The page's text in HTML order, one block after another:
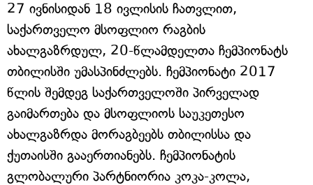
27 ივნისიდან 18 ივლისის ჩათვლით,
საქართველო მსოფლიო რაგბის
ახალგაზრდულ, 20-წლამდელთა ჩემპიონატს
თბილისში უმასპინძლებს. ჩემპიონატი 2017
წლის შემდეგ საქართველოში პირველად
გაიმართება და მსოფლიოს საუკეთესო
ახალგაზრდა მორაგბეებს თბილისსა და
ქუთაისში გააერთიანებს. ჩემპიონატის
გლობალური პარტნიორია კოკა-კოლა,